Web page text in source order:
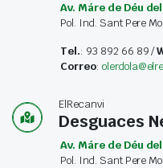
Av. Máre de Déu
Pol. Ind. Sant Pere
Tel.: 93 892 66 89 /
Correo:
ElRecanvi
Desguaces
Av. Máre de Déu
Pol. Ind. Sant Pere